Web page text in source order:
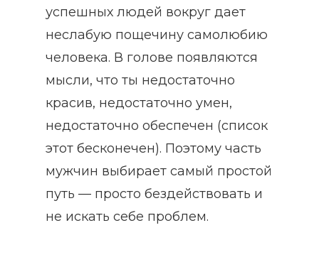
успешных людей вокруг дает
неслабую пощечину самолюбию
человека. В голове появляются
мысли, что ты недостаточно
красив, недостаточно умен,
недостаточно обеспечен (список
этот бесконечен). Поэтому часть
мужчин выбирает самый простой
путь — просто бездействовать и
не искать себе проблем.